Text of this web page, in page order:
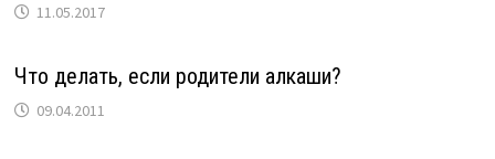
11.05.2017
Что делать, если родители алкаши?
09.04.2011